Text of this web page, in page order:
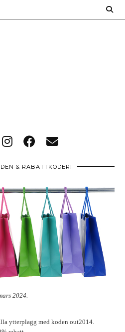
& RABATTKODER!
2024.
ytterplagg med koden out2014.